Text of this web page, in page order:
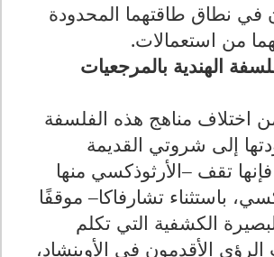
في نطاق طاقتهما المحدودة
من استعمالات.
الهندية بالمرجعيات
اختلاف مناهج هذه الفلسفة
إلى شروتي القديمة
فإنها تقف –الأرثوذكسي منها
باستثناء تشارفاكا– موقفًا
الكشفية التي تكلم
الأقدمون في الأوپنشاد،